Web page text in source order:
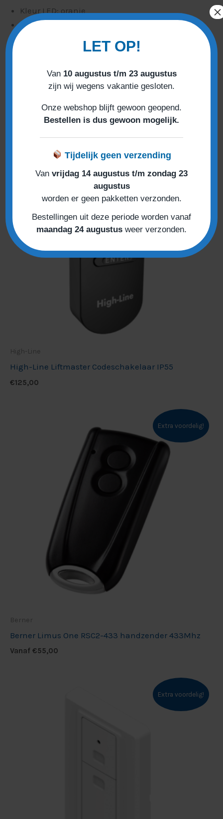
Kleur LED: oranje
Compatible met BDS140 & BDS150
Werkt op de volgende aandrijvingen van
Gerelateerde producten
High-Line
High-Line Liftmaster Codeschakelaar IP55
€125,00
Extra voordelig!
Berner
Berner Limus One RSC2-433 handzender 433Mhz
Vanaf €55,00
Extra voordelig!
LET OP!
Van 10 augustus t/m 23 augustus
zijn wij wegens vakantie gesloten.
Onze webshop blijft gewoon geopend.
Bestellen is dus gewoon mogelijk.
Tijdelijk geen verzending
Van vrijdag 14 augustus t/m zondag 23
augustus
worden er geen pakketten verzonden.
Bestellingen uit deze periode worden vanaf
maandag 24 augustus weer verzonden.
×